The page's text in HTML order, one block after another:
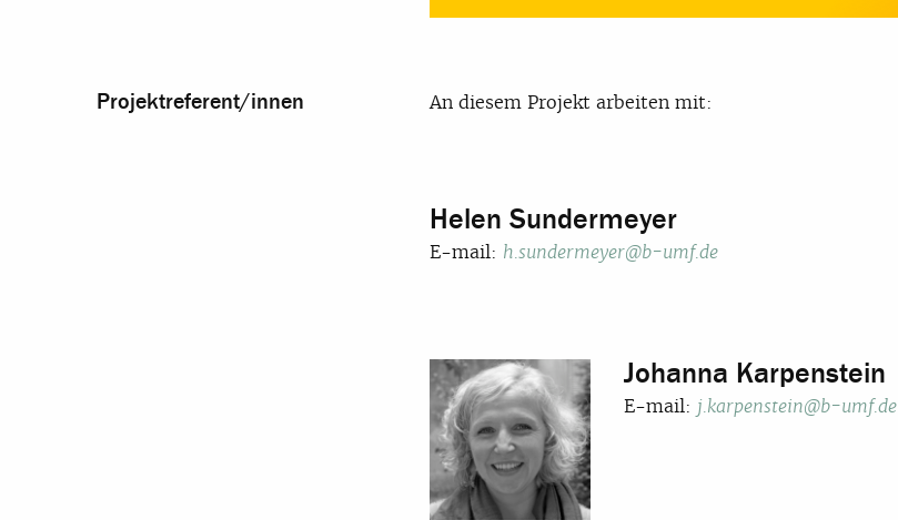
Projektreferent/innen An diesem Projekt arbeiten mit:
Helen Sundermeyer
E-mail: h.sundermeyer@b-umf.de
Johanna Karpenstein
E-mail: j.karpenstein@b-umf.de